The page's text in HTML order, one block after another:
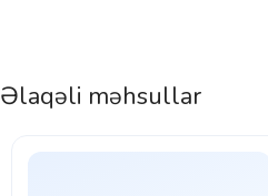
Əlaqəli məhsullar